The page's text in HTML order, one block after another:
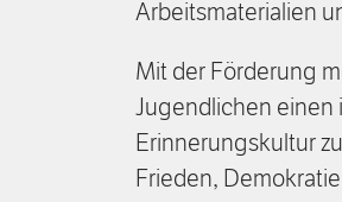
Arbeitsmaterialien
Mit der Förderung
Jugendlichen einen
Erinnerungskultur
Frieden,